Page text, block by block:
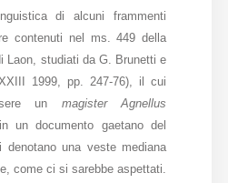
di alcuni frammenti
contenuti nel ms. 449 della
Laon, studiati da G. Brunetti e
1999, pp. 247-76), il cui
un magister Agnellus
un documento gaetano del
una veste mediana
come ci si sarebbe aspettati.